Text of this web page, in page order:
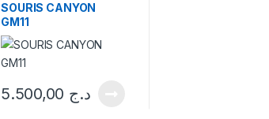
SOURIS CANYON
GM11
د.ج